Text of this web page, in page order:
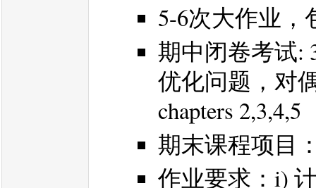
5-6次大作业，
期中闭卷考试:
优化问题，对
chapters 2,3,4,5
期末课程项目
作业要求：i)